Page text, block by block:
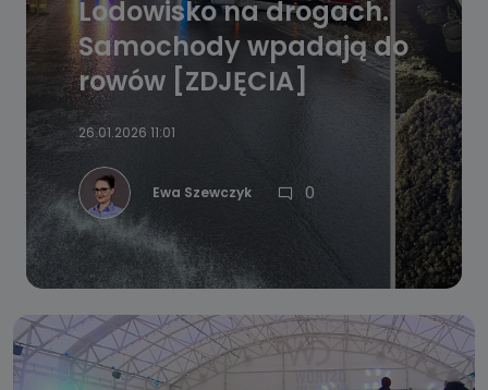
Lodowisko na drogach.
Samochody wpadają do
rowów [ZDJĘCIA]
26.01.2026 11:01
Ewa Szewczyk 0